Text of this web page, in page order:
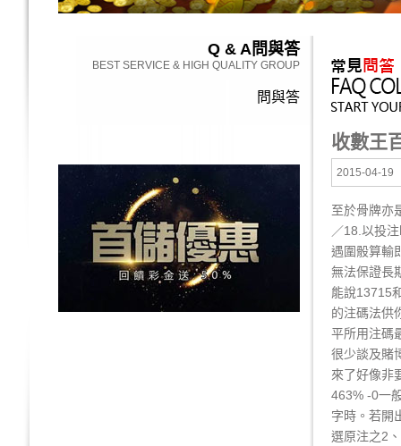
Q & A問與答
BEST SERVICE & HIGH QUALITY GROUP
問與答
收數王
2015-04-19
至於骨牌亦
／18.以投
遇圍骰算輸
無法保證長
能說13715
的注碼法供
平所用注碼
很少談及賭
來了好像非
463% -0一
字時。若開
選原注之2